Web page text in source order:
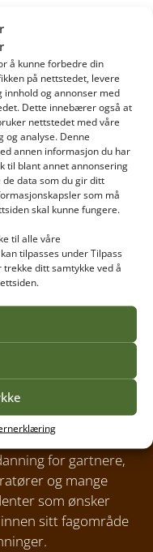
å kunne forbedre din
på nettstedet, levere
innhold og annonser med
Dette innebærer også at
nettstedet med våre
og analyse. Denne
annen informasjon du har
til blant annet annonsering
data som du gir ditt
som må
skal kunne fungere.
til alle våre
tilpasses under Tilpass
ditt samtykke ved å
for å se hva som
for gartnere,
og mange
som ønsker
sitt fagområde